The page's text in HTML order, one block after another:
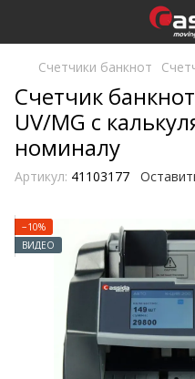
Счетчики банкнот
Счетчик
UV/MG с
номиналу
Артикул: 41103177
−10%
ВИДЕО